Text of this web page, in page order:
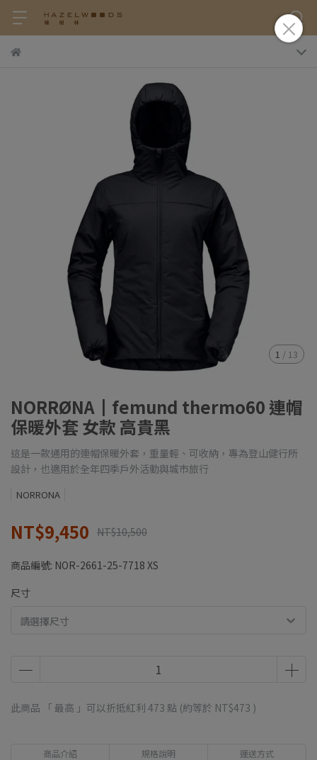
1 / 13
NORRØNA┃femund thermo60 連帽
保暖外套 女款 高貴黑
這是一款通用的連帽保暖外套，重量輕、可收納，專為登山健行所
設計，也適用於全年四季戶外活動與城市旅行
NORRONA
NT$9,450 NT$10,500
商品編號: NOR-2661-25-7718 XS
尺寸
請選擇尺寸
此商品 「 最高 」可以折抵紅利 473 點 (約等於 NT$473 )
商品介紹 規格說明 運送方式